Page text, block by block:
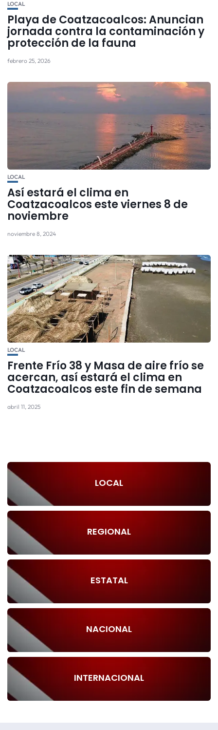
LOCAL
Playa de Coatzacoalcos: Anuncian
jornada contra la contaminación y
protección de la fauna
febrero 25, 2026
LOCAL
Así estará el clima en
Coatzacoalcos este viernes 8 de
noviembre
noviembre 8, 2024
LOCAL
Frente Frío 38 y Masa de aire frío se
acercan, así estará el clima en
Coatzacoalcos este fin de semana
abril 11, 2025
LOCAL
REGIONAL
ESTATAL
NACIONAL
INTERNACIONAL